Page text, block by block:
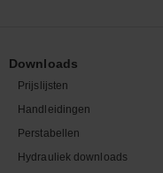
Downloads
Prijslijsten
Handleidingen
Perstabellen
Hydrauliek downloads